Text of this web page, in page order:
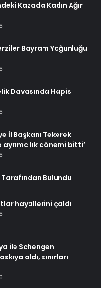
Kazada Kadın Ağır
Bayram Yoğunluğu
Davasında Hapis
İl Başkanı Tekerek:
ayrımcılık dönemi bitti’
Bulundu
hayallerini çaldı
ile Schengen
aldı, sınırları